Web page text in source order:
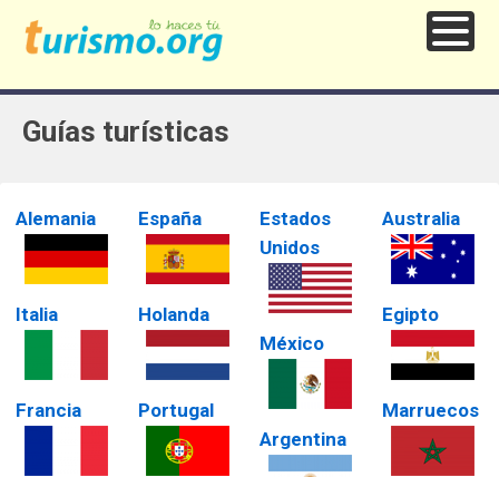
Guías turísticas
Alemania
Italia
Francia
España
Holanda
Portugal
Estados
Unidos
México
Argentina
Australia
Egipto
Marruecos